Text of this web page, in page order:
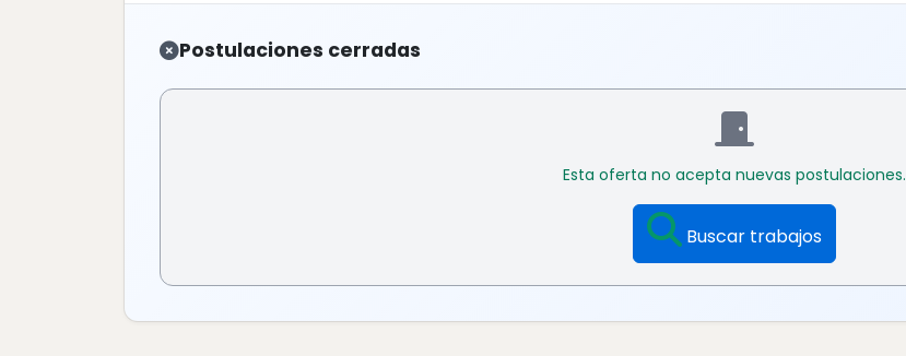
Postulaciones cerradas
Esta oferta no acepta nuevas postulaciones.
Buscar trabajos